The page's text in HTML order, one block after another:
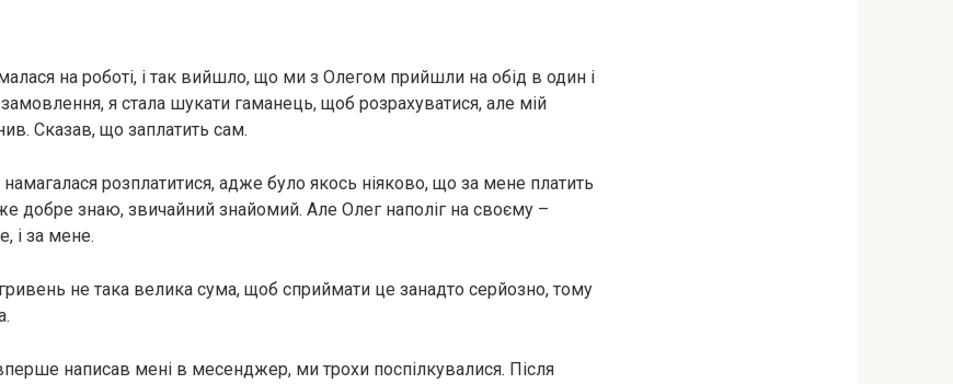
на роботі, і так вийшло, що ми з Олегом прийшли на обід в один і
я стала шукати гаманець, щоб розрахуватися, але мій
Сказав, що заплатить сам.
намагалася розплатитися, адже було якось ніяково, що за мене платить
добре знаю, звичайний знайомий. Але Олег наполіг на своєму –
і за мене.
не така велика сума, щоб сприймати це занадто серйозно, тому
написав мені в месенджер, ми трохи поспілкувалися. Після